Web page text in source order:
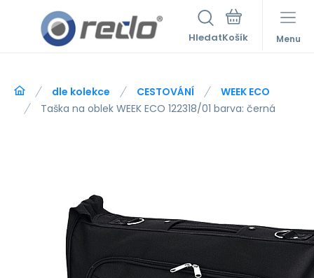
Hledat Menu
dle kolekce CESTOVÁNÍ
WEEK ECO
Taška na oblek WEEK ECO 122318/01 barva: černá